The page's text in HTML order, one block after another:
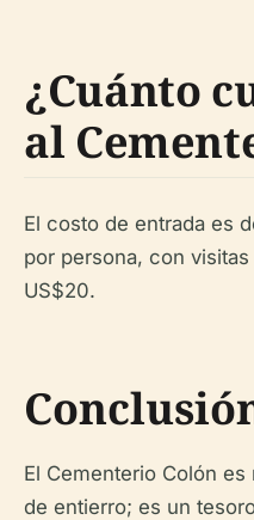
¿Cuánto
al
El costo de entrada es
por persona, con
US$20.
El Cementerio Colón
de entierro; es un